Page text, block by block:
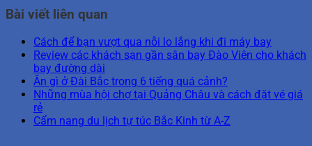
Bài viết liên quan
Cách để bạn vượt qua nỗi lo lắng khi đi máy bay
Review các khách sạn gần sân bay Đào Viên cho khách
bay đường dài
Ăn gì ở Đài Bắc trong 6 tiếng quá cảnh?
Những mùa hội chợ tại Quảng Châu và cách đặt vé giá
rẻ
Cẩm nang du lịch tự túc Bắc Kinh từ A-Z